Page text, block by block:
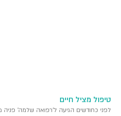
טיפול מציל חיים
לפני כחודשים הגיעה ל'רפואה שלמה' פניה